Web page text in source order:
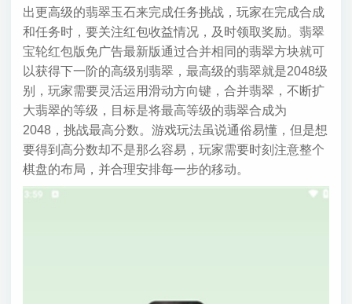
出更高级的翡翠玉石来完成任务挑战，玩家在完成合成
和任务时，要关注红包收益情况，及时领取奖励。翡翠
宝轮红包版免广告最新版通过合并相同的翡翠方块就可
以获得下一阶的高级别翡翠，最高级的翡翠就是2048级
别，玩家需要灵活运用滑动方向键，合并翡翠，不断扩
大翡翠的等级，目标是将最高等级的翡翠合成为
2048，挑战最高分数。游戏玩法虽说通俗易懂，但是想
要得到高分数却不是那么容易，玩家需要时刻注意整个
棋盘的布局，并合理安排每一步的移动。